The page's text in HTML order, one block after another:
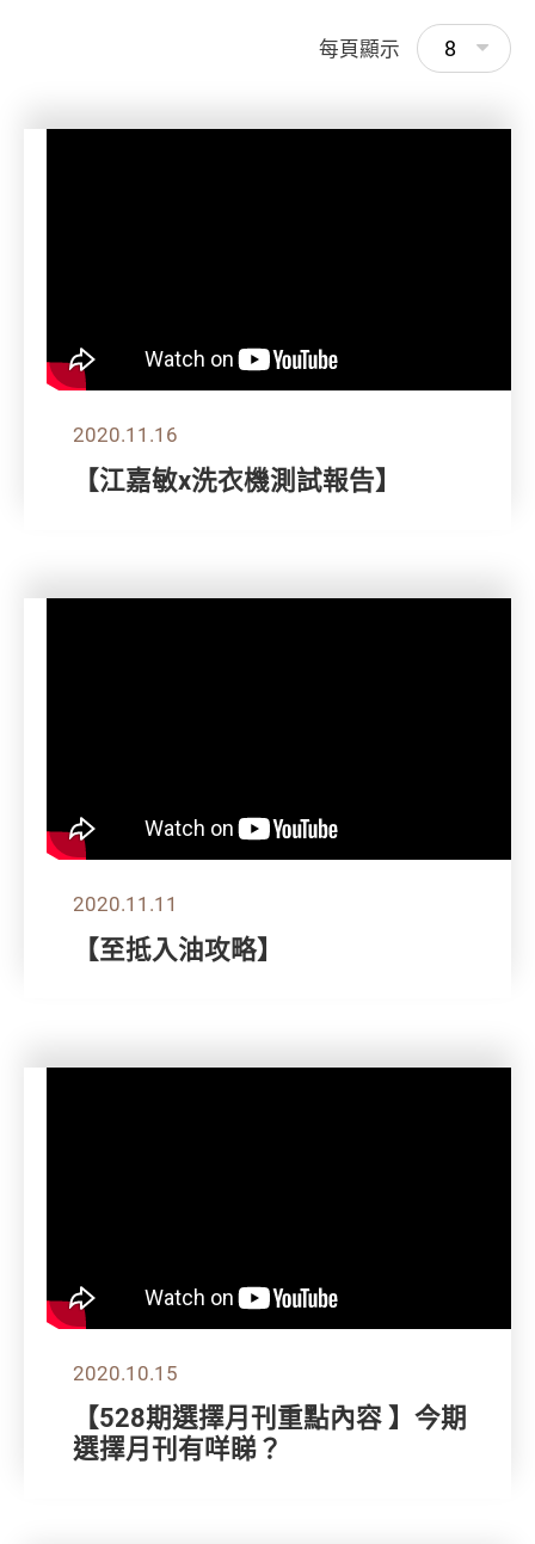
每頁顯示 8
2020.11.16
【江嘉敏x洗衣機測試報告】
2020.11.11
【至抵入油攻略】
2020.10.15
【528期選擇月刊重點內容 】今期
選擇月刊有咩睇？